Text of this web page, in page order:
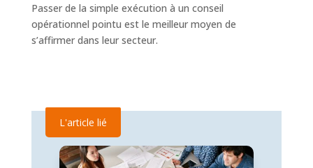
Passer de la simple exécution à un conseil
opérationnel pointu est le meilleur moyen de
s’affirmer dans leur secteur.